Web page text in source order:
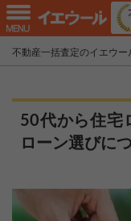
不動産一括査定のイエウー
50代から住宅
ローン選びに